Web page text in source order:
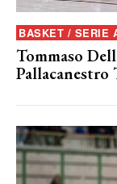
BASKET / SERIE
Tommaso
Pallacanestro